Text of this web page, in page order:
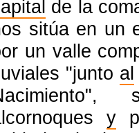
de la
sitúa en un
un valle
"junto al
y